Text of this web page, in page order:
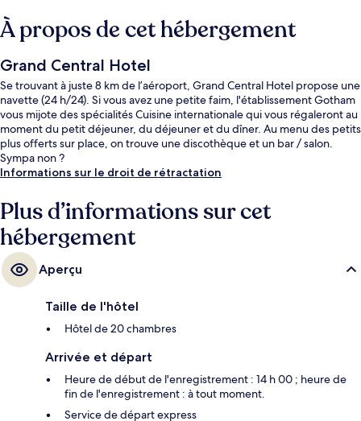
À propos de cet hébergement
Grand Central Hotel
Se trouvant à juste 8 km de l’aéroport, Grand Central Hotel propose une
navette (24 h/24). Si vous avez une petite faim, l'établissement Gotham
vous mijote des spécialités Cuisine internationale qui vous régaleront au
moment du petit déjeuner, du déjeuner et du dîner. Au menu des petits
plus offerts sur place, on trouve une discothèque et un bar / salon.
Sympa non ?
Informations sur le droit de rétractation
Plus d’informations sur cet
hébergement
Aperçu
Taille de l'hôtel
Hôtel de 20 chambres
Arrivée et départ
Heure de début de l'enregistrement : 14 h 00 ; heure de
fin de l'enregistrement : à tout moment.
Service de départ express